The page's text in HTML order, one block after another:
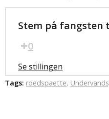
Stem på
0
Se stillingen
Tags: roedspaette,